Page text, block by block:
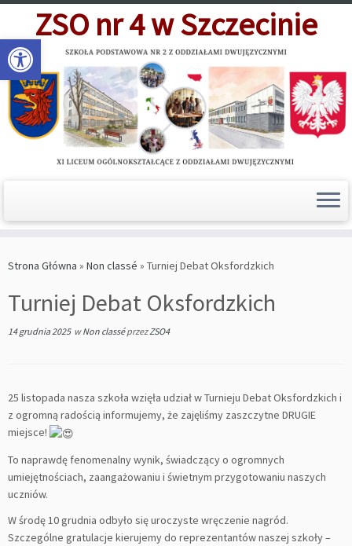
Open toolbar
Skip
contentZSO nr 4 w Szczecinie
Strona Główna » Non classé » Turniej Debat Oksfordzkich
Turniej Debat Oksfordzkich
14 grudnia 2025wNon classéprzezZSO4
25 listopada nasza szkoła wzięła udział w Turnieju Debat Oksfordzkich i
z ogromną radością informujemy, że zajęliśmy zaszczytne DRUGIE
miejsce!
To naprawdę fenomenalny wynik, świadczący o ogromnych
umiejętnościach, zaangażowaniu i świetnym przygotowaniu naszych
uczniów.
W środę 10 grudnia odbyło się uroczyste wręczenie nagród.
Szczególne gratulacje kierujemy do reprezentantów naszej szkoły –